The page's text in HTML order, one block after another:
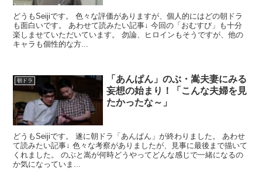
どうもSeijiです。 色々な評価がありますが、個人的にはどの朝ドラ
も面白いです。 あわせて読みたい記事↓ 今回の「おむすび」も十分
楽しませていただいています。 勿論、ヒロインもそうですが、他の
キャラも個性的な方...
朝ドラ
「あんぱん」のぶ・嵩夫妻にみる
妄想の始まり！「こんな夫婦を見
たかったな～」
どうもSeijiです。 遂に朝ドラ「あんぱん」が終わりました。 あわせ
て読みたい記事↓ 色々な考察がありましたが、見事に最後まで描いて
くれました。 のぶと嵩が何時どうやってどんな感じで一緒になるの
か気になっていま...